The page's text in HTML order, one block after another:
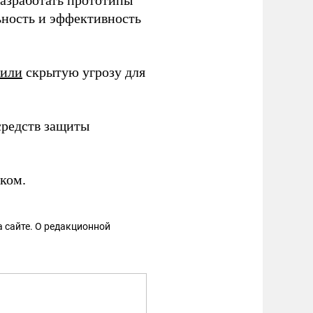
и эффективность
скрытую угрозу для
защиты
сайте. О редакционной